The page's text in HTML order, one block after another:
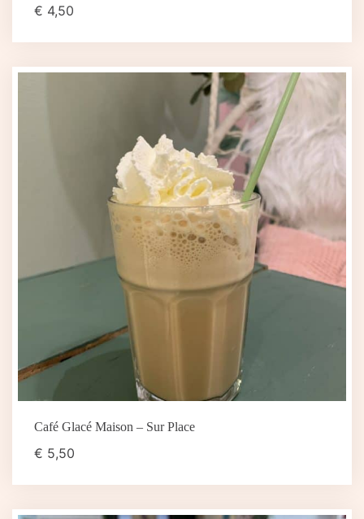
€ 4,50
Café Glacé Maison – Sur Place
€ 5,50